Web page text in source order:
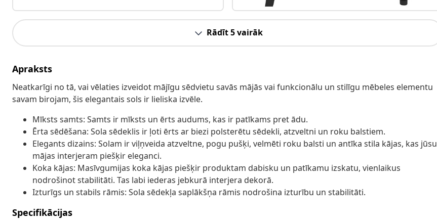
Rādīt 5 vairāk
Apraksts
Neatkarīgi no tā, vai vēlaties izveidot mājīgu sēdvietu savās mājās vai funkcionālu un stilīgu mēbeles elementu
savam birojam, šis elegantais sols ir lieliska izvēle.
Mīksts samts: Samts ir mīksts un ērts audums, kas ir patīkams pret ādu.
Ērta sēdēšana: Sola sēdeklis ir ļoti ērts ar biezi polsterētu sēdekli, atzveltni un roku balstiem.
Elegants dizains: Solam ir viļņveida atzveltne, pogu pušķi, velmēti roku balsti un antīka stila kājas, kas jūsu
mājas interjeram piešķir eleganci.
Koka kājas: Masīvgumijas koka kājas piešķir produktam dabisku un patīkamu izskatu, vienlaikus
nodrošinot stabilitāti. Tas labi iederas jebkurā interjera dekorā.
Izturīgs un stabils rāmis: Sola sēdekļa saplākšņa rāmis nodrošina izturību un stabilitāti.
Specifikācijas